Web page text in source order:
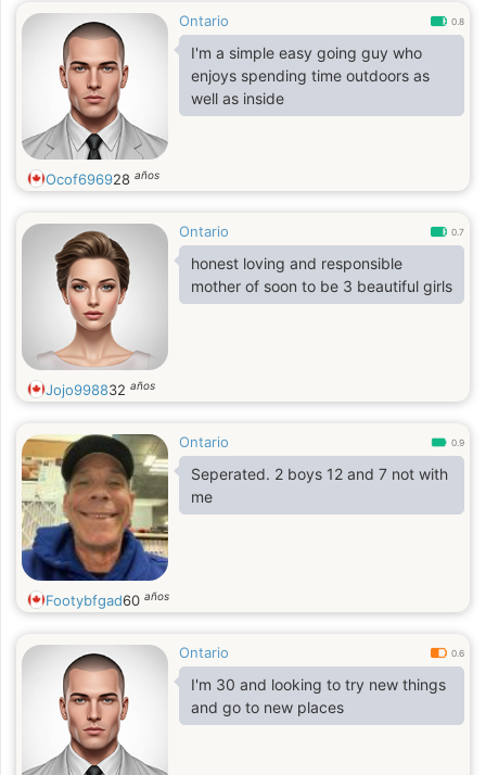
Ontario 0.8
I'm a simple easy going guy who
enjoys spending time outdoors as
well as inside
Ocof696928 años
Ontario 0.7
honest loving and responsible
mother of soon to be 3 beautiful girls
Jojo998832 años
Ontario 0.9
Seperated. 2 boys 12 and 7 not with
me
Footybfgad60 años
Ontario 0.6
I'm 30 and looking to try new things
and go to new places